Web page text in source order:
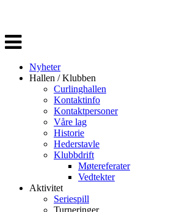
Veksle
navigasjon
Nyheter
Hallen / Klubben
Curlinghallen
Kontaktinfo
Kontaktpersoner
Våre lag
Historie
Hederstavle
Klubbdrift
Møtereferater
Vedtekter
Aktivitet
Seriespill
Turneringer